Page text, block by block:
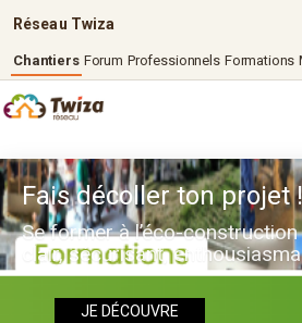
Réseau Twiza
Chantiers Forum Professionnels Formations
Fais décoller ton projet !
Se former à l’éco-
clair, sécurisant,
JE DÉCOUVRE